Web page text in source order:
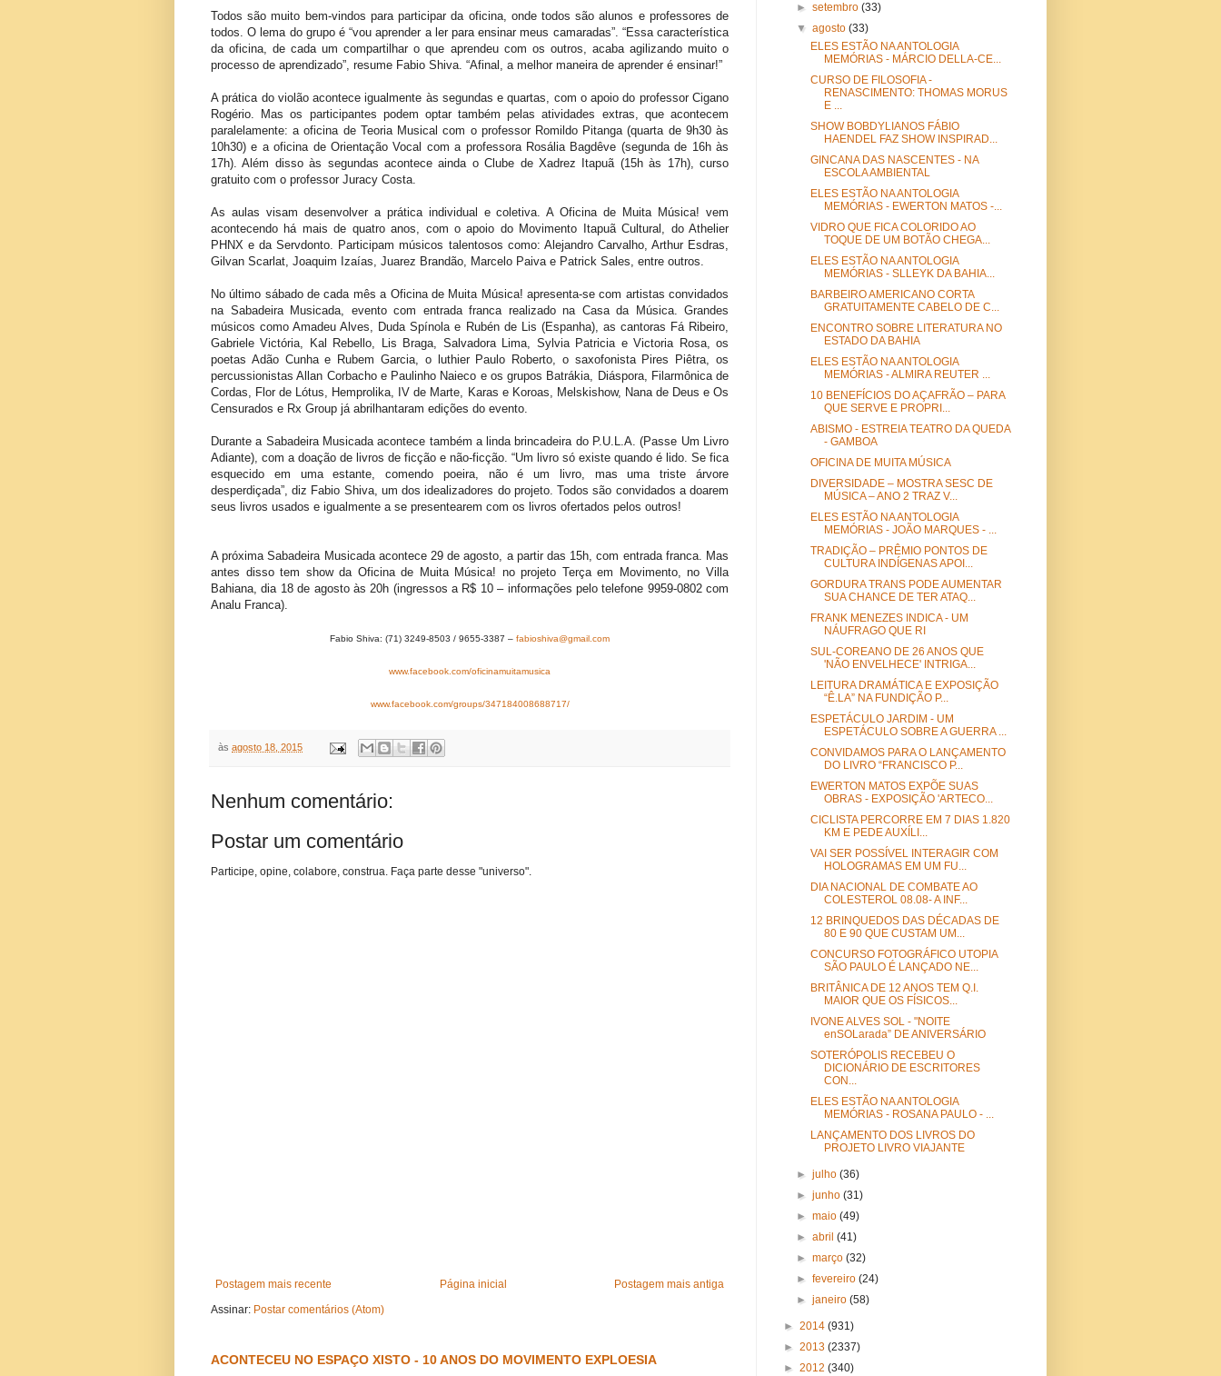
Todos são muito bem-vindos para participar da oficina, onde todos são alunos e professores de
todos. O lema do grupo é “vou aprender a ler para ensinar meus camaradas”. “Essa característica
da oficina, de cada um compartilhar o que aprendeu com os outros, acaba agilizando muito o
processo de aprendizado”, resume Fabio Shiva. “Afinal, a melhor maneira de aprender é ensinar!”
A prática do violão acontece igualmente às segundas e quartas, com o apoio do professor Cigano
Rogério. Mas os participantes podem optar também pelas atividades extras, que acontecem
paralelamente: a oficina de Teoria Musical com o professor Romildo Pitanga (quarta de 9h30 às
10h30) e a oficina de Orientação Vocal com a professora Rosália Bagdêve (segunda de 16h às
17h). Além disso às segundas acontece ainda o Clube de Xadrez Itapuã (15h às 17h), curso
gratuito com o professor Juracy Costa.
As aulas visam desenvolver a prática individual e coletiva. A Oficina de Muita Música! vem
acontecendo há mais de quatro anos, com o apoio do Movimento Itapuã Cultural, do Athelier
PHNX e da Servdonto. Participam músicos talentosos como: Alejandro Carvalho, Arthur Esdras,
Gilvan Scarlat, Joaquim Izaías, Juarez Brandão, Marcelo Paiva e Patrick Sales, entre outros.
No último sábado de cada mês a Oficina de Muita Música! apresenta-se com artistas convidados
na Sabadeira Musicada, evento com entrada franca realizado na Casa da Música. Grandes
músicos como Amadeu Alves, Duda Spínola e Rubén de Lis (Espanha), as cantoras Fá Ribeiro,
Gabriele Victória, Kal Rebello, Lis Braga, Salvadora Lima, Sylvia Patricia e Victoria Rosa, os
poetas Adão Cunha e Rubem Garcia, o luthier Paulo Roberto, o saxofonista Pires Piêtra, os
percussionistas Allan Corbacho e Paulinho Naieco e os grupos Batrákia, Diáspora, Filarmônica de
Cordas, Flor de Lótus, Hemprolika, IV de Marte, Karas e Koroas, Melskishow, Nana de Deus e Os
Censurados e Rx Group já abrilhantaram edições do evento.
Durante a Sabadeira Musicada acontece também a linda brincadeira do P.U.L.A. (Passe Um Livro
Adiante), com a doação de livros de ficção e não-ficção. “Um livro só existe quando é lido. Se fica
esquecido em uma estante, comendo poeira, não é um livro, mas uma triste árvore
desperdiçada”, diz Fabio Shiva, um dos idealizadores do projeto. Todos são convidados a doarem
seus livros usados e igualmente a se presentearem com os livros ofertados pelos outros!
A próxima Sabadeira Musicada acontece 29 de agosto, a partir das 15h, com entrada franca. Mas
antes disso tem show da Oficina de Muita Música! no projeto Terça em Movimento, no Villa
Bahiana, dia 18 de agosto às 20h (ingressos a R$ 10 – informações pelo telefone 9959-0802 com
Analu Franca).
Fabio Shiva: (71) 3249-8503 / 9655-3387 – fabioshiva@gmail.com
www.facebook.com/oficinamuitamusica
www.facebook.com/groups/347184008688717/
às agosto 18, 2015
Nenhum comentário:
Postar um comentário
Participe, opine, colabore, construa. Faça parte desse "universo".
Postagem mais recente Postagem mais antiga
Página inicial
Assinar: Postar comentários (Atom)
ACONTECEU NO ESPAÇO XISTO - 10 ANOS DO MOVIMENTO EXPLOESIA
►setembro(33)
▼agosto(33)
ELES ESTÃO NA ANTOLOGIA
MEMÓRIAS - MÁRCIO DELLA-CE...
CURSO DE FILOSOFIA -
RENASCIMENTO: THOMAS MORUS
E ...
SHOW BOBDYLIANOS FÁBIO
HAENDEL FAZ SHOW INSPIRAD...
GINCANA DAS NASCENTES - NA
ESCOLA AMBIENTAL
ELES ESTÃO NA ANTOLOGIA
MEMÓRIAS - EWERTON MATOS -...
VIDRO QUE FICA COLORIDO AO
TOQUE DE UM BOTÃO CHEGA...
ELES ESTÃO NA ANTOLOGIA
MEMÓRIAS - SLLEYK DA BAHIA...
BARBEIRO AMERICANO CORTA
GRATUITAMENTE CABELO DE C...
ENCONTRO SOBRE LITERATURA NO
ESTADO DA BAHIA
ELES ESTÃO NA ANTOLOGIA
MEMÓRIAS - ALMIRA REUTER ...
10 BENEFÍCIOS DO AÇAFRÃO – PARA
QUE SERVE E PROPRI...
ABISMO - ESTREIA TEATRO DA QUEDA
- GAMBOA
OFICINA DE MUITA MÚSICA
DIVERSIDADE – MOSTRA SESC DE
MÚSICA – ANO 2 TRAZ V...
ELES ESTÃO NA ANTOLOGIA
MEMÓRIAS - JOÃO MARQUES - ...
TRADIÇÃO – PRÊMIO PONTOS DE
CULTURA INDÍGENAS APOI...
GORDURA TRANS PODE AUMENTAR
SUA CHANCE DE TER ATAQ...
FRANK MENEZES INDICA - UM
NÁUFRAGO QUE RI
SUL-COREANO DE 26 ANOS QUE
'NÃO ENVELHECE' INTRIGA...
LEITURA DRAMÁTICA E EXPOSIÇÃO
“Ê.LA” NA FUNDIÇÃO P...
ESPETÁCULO JARDIM - UM
ESPETÁCULO SOBRE A GUERRA ...
CONVIDAMOS PARA O LANÇAMENTO
DO LIVRO “FRANCISCO P...
EWERTON MATOS EXPÕE SUAS
OBRAS - EXPOSIÇÃO 'ARTECO...
CICLISTA PERCORRE EM 7 DIAS 1.820
KM E PEDE AUXÍLI...
VAI SER POSSÍVEL INTERAGIR COM
HOLOGRAMAS EM UM FU...
DIA NACIONAL DE COMBATE AO
COLESTEROL 08.08- A INF...
12 BRINQUEDOS DAS DÉCADAS DE
80 E 90 QUE CUSTAM UM...
CONCURSO FOTOGRÁFICO UTOPIA
SÃO PAULO É LANÇADO NE...
BRITÂNICA DE 12 ANOS TEM Q.I.
MAIOR QUE OS FÍSICOS...
IVONE ALVES SOL - "NOITE
enSOLarada” DE ANIVERSÁRIO
SOTERÓPOLIS RECEBEU O
DICIONÁRIO DE ESCRITORES
CON...
ELES ESTÃO NA ANTOLOGIA
MEMÓRIAS - ROSANA PAULO - ...
LANÇAMENTO DOS LIVROS DO
PROJETO LIVRO VIAJANTE
►julho(36)
►junho(31)
►maio(49)
►abril(41)
►março(32)
►fevereiro(24)
►janeiro(58)
► 2014 (931)
► 2013 (2337)
► 2012 (340)